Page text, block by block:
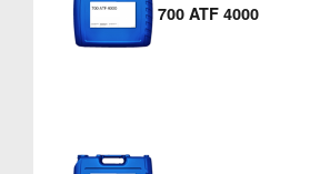
700 ATF 4000